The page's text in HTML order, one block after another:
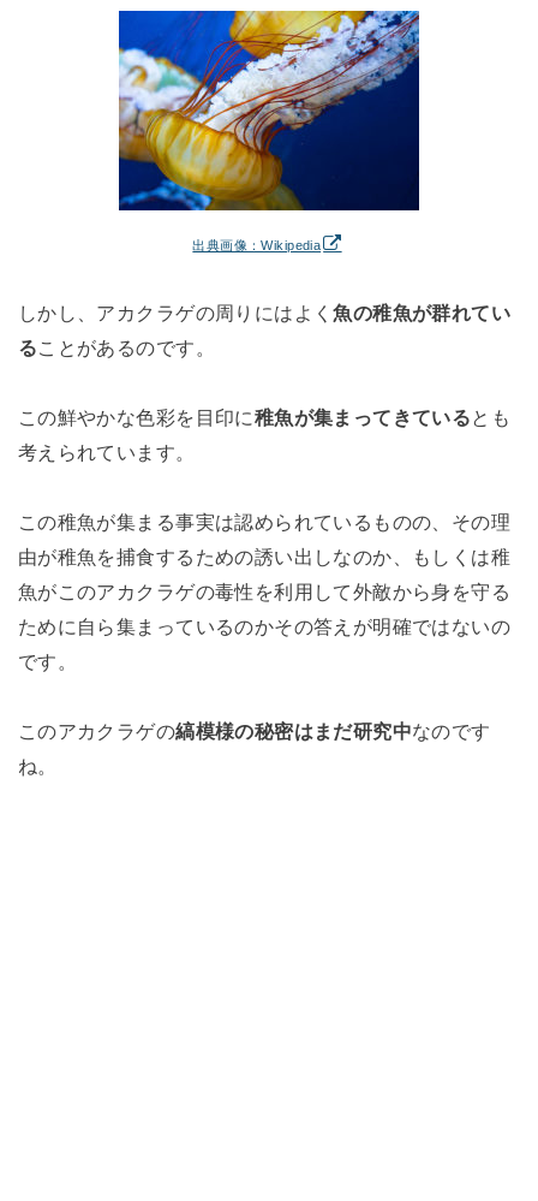
出典画像：Wikipedia
しかし、アカクラゲの周りにはよく魚の稚魚が群れてい
ることがあるのです。
この鮮やかな色彩を目印に稚魚が集まってきているとも
考えられています。
この稚魚が集まる事実は認められているものの、その理
由が稚魚を捕食するための誘い出しなのか、もしくは稚
魚がこのアカクラゲの毒性を利用して外敵から身を守る
ために自ら集まっているのかその答えが明確ではないの
です。
このアカクラゲの縞模様の秘密はまだ研究中なのです
ね。